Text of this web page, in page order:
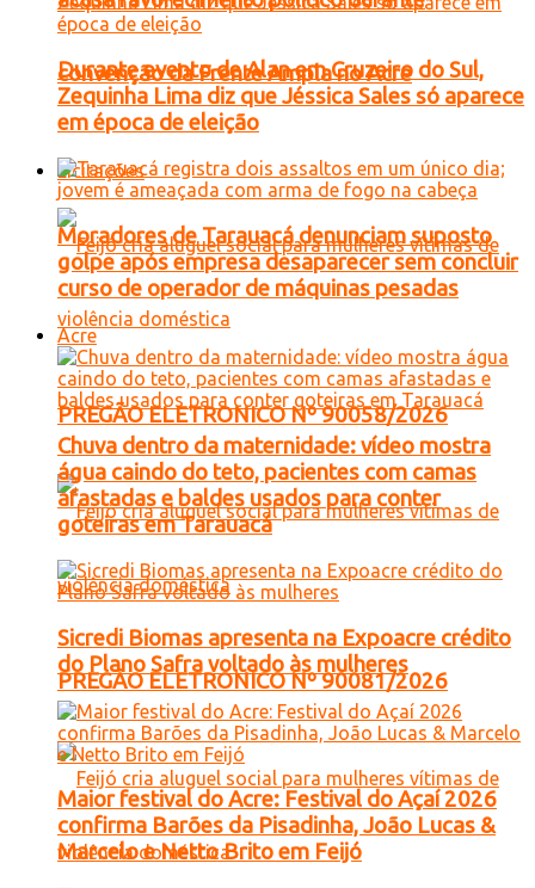
convenção da Frente Ampla no Acre
Licitações
PREGÃO ELETRONICO Nº 90058/2026
PREGÃO ELETRONICO Nº 90081/2026
Durante evento de Alan em Cruzeiro do Sul,
Zequinha Lima diz que Jéssica Sales só aparece
em época de eleição
Moradores de Tarauacá denunciam suposto
golpe após empresa desaparecer sem concluir
curso de operador de máquinas pesadas
Acre
Chuva dentro da maternidade: vídeo mostra
água caindo do teto, pacientes com camas
afastadas e baldes usados para conter
goteiras em Tarauacá
Sicredi Biomas apresenta na Expoacre crédito
do Plano Safra voltado às mulheres
Maior festival do Acre: Festival do Açaí 2026
confirma Barões da Pisadinha, João Lucas &
Marcelo e Netto Brito em Feijó